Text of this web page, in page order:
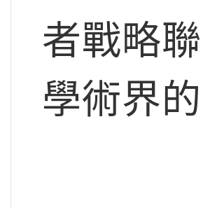
者戰略
學術界